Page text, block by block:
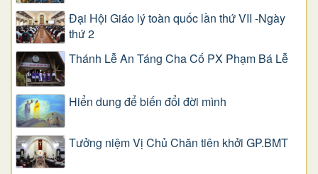
Đại Hội Giáo lý toàn quốc lần thứ VII -Ngày
thứ 2
Thánh Lễ An Táng Cha Cố PX Phạm Bá Lễ
Hiển dung để biến đổi đời mình
Tưởng niệm Vị Chủ Chăn tiên khởi GP.BMT